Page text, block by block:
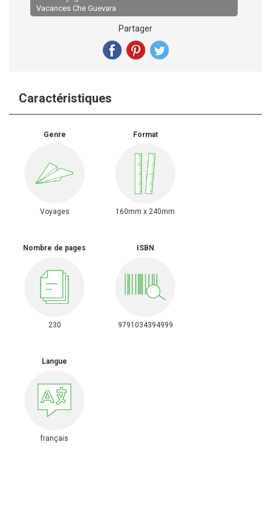
Vacances Che Guevara
Partager
Caractéristiques
Genre
Voyages
Format
160mm x 240mm
Nombre de pages
230
ISBN
9791034394999
Langue
français